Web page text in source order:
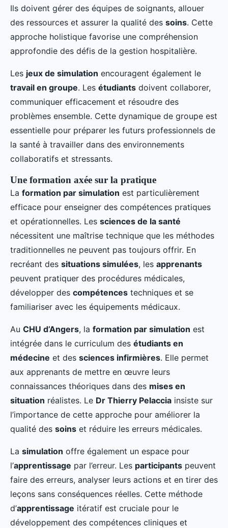
Ils doivent gérer des équipes de soignants, allouer
des ressources et assurer la qualité des soins. Cette
approche holistique favorise une compréhension
approfondie des défis de la gestion hospitalière.
Les jeux de simulation encouragent également le
travail en groupe. Les étudiants doivent collaborer,
communiquer efficacement et résoudre des
problèmes ensemble. Cette dynamique de groupe est
essentielle pour préparer les futurs professionnels de
la santé à travailler dans des environnements
collaboratifs et stressants.
Une formation axée sur la pratique
La formation par simulation est particulièrement
efficace pour enseigner des compétences pratiques
et opérationnelles. Les sciences de la santé
nécessitent une maîtrise technique que les méthodes
traditionnelles ne peuvent pas toujours offrir. En
recréant des situations simulées, les apprenants
peuvent pratiquer des procédures médicales,
développer des compétences techniques et se
familiariser avec les équipements médicaux.
Au CHU d’Angers, la formation par simulation est
intégrée dans le curriculum des étudiants en
médecine et des sciences infirmières. Elle permet
aux apprenants de mettre en œuvre leurs
connaissances théoriques dans des mises en
situation réalistes. Le Dr Thierry Pelaccia insiste sur
l’importance de cette approche pour améliorer la
qualité des soins et réduire les erreurs médicales.
La simulation offre également un espace pour
l’apprentissage par l’erreur. Les participants peuvent
faire des erreurs, analyser leurs actions et en tirer des
leçons sans conséquences réelles. Cette méthode
d’apprentissage itératif est cruciale pour le
développement des compétences cliniques et